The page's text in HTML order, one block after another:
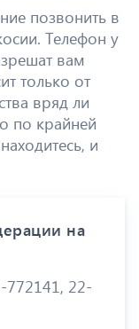
позвонить в
Телефон у
вам
только от
вряд ли
по крайней
и
на
772141, 22-